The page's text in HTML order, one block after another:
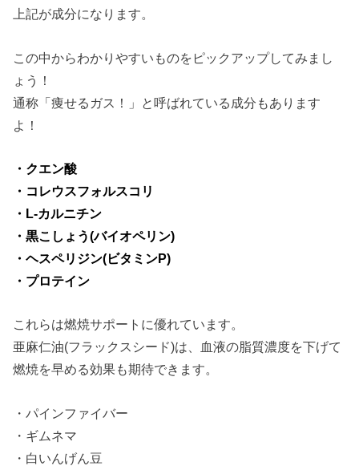
上記が成分になります。
この中からわかりやすいものをピックアップしてみまし
ょう！
通称「痩せるガス！」と呼ばれている成分もあります
よ！
・クエン酸
・コレウスフォルスコリ
・L-カルニチン
・黒こしょう(バイオペリン)
・ヘスペリジン(ビタミンP)
・プロテイン
これらは燃焼サポートに優れています。
亜麻仁油(フラックスシード)は、血液の脂質濃度を下げて
燃焼を早める効果も期待できます。
・パインファイバー
・ギムネマ
・白いんげん豆